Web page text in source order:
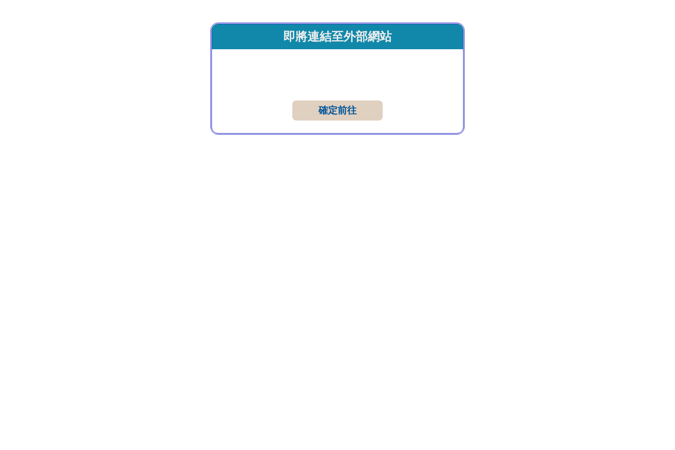
即將連結至外部網站
確定前往